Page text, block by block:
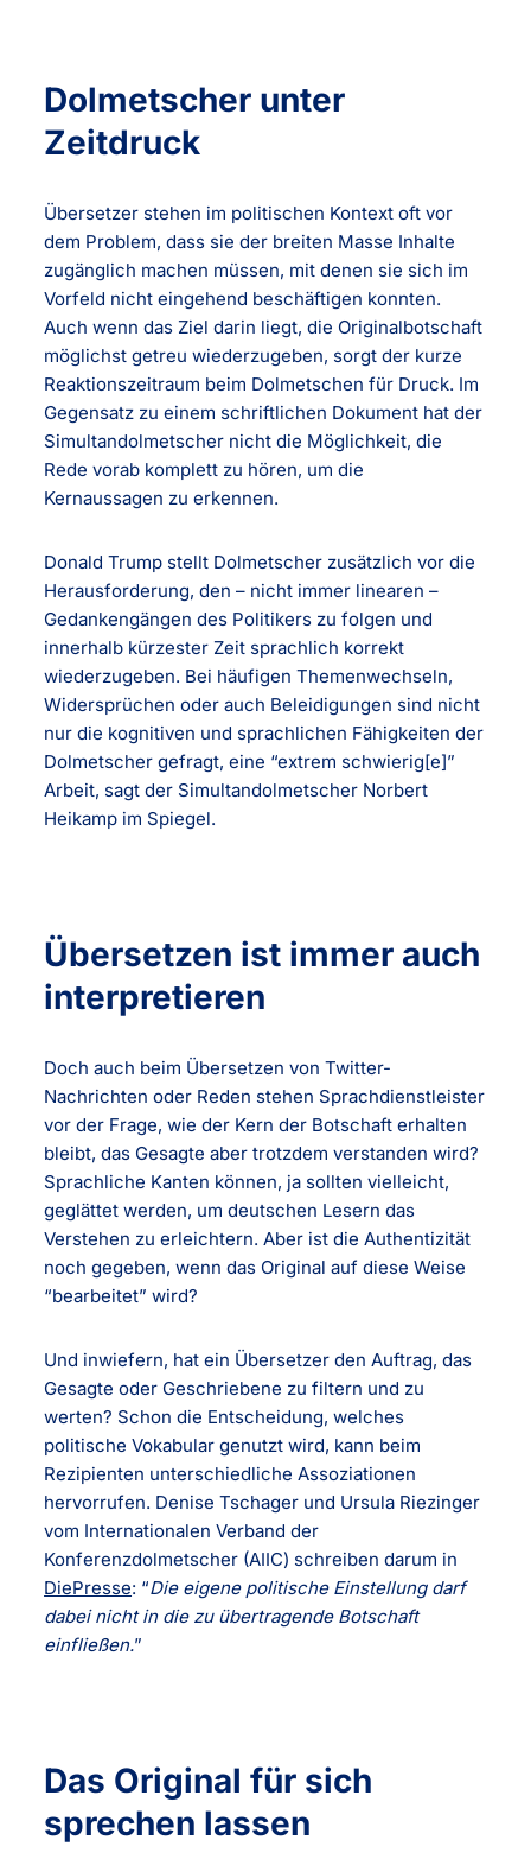
Dolmetscher unter
Zeitdruck
Übersetzer stehen im politischen Kontext oft vor
dem Problem, dass sie der breiten Masse Inhalte
zugänglich machen müssen, mit denen sie sich im
Vorfeld nicht eingehend beschäftigen konnten.
Auch wenn das Ziel darin liegt, die Originalbotschaft
möglichst getreu wiederzugeben, sorgt der kurze
Reaktionszeitraum beim Dolmetschen für Druck. Im
Gegensatz zu einem schriftlichen Dokument hat der
Simultandolmetscher nicht die Möglichkeit, die
Rede vorab komplett zu hören, um die
Kernaussagen zu erkennen.
Donald Trump stellt Dolmetscher zusätzlich vor die
Herausforderung, den – nicht immer linearen –
Gedankengängen des Politikers zu folgen und
innerhalb kürzester Zeit sprachlich korrekt
wiederzugeben. Bei häufigen Themenwechseln,
Widersprüchen oder auch Beleidigungen sind nicht
nur die kognitiven und sprachlichen Fähigkeiten der
Dolmetscher gefragt, eine “extrem schwierig[e]”
Arbeit, sagt der Simultandolmetscher Norbert
Heikamp im Spiegel.
Übersetzen ist immer auch
interpretieren
Doch auch beim Übersetzen von Twitter-
Nachrichten oder Reden stehen Sprachdienstleister
vor der Frage, wie der Kern der Botschaft erhalten
bleibt, das Gesagte aber trotzdem verstanden wird?
Sprachliche Kanten können, ja sollten vielleicht,
geglättet werden, um deutschen Lesern das
Verstehen zu erleichtern. Aber ist die Authentizität
noch gegeben, wenn das Original auf diese Weise
“bearbeitet” wird?
Und inwiefern, hat ein Übersetzer den Auftrag, das
Gesagte oder Geschriebene zu filtern und zu
werten? Schon die Entscheidung, welches
politische Vokabular genutzt wird, kann beim
Rezipienten unterschiedliche Assoziationen
hervorrufen. Denise Tschager und Ursula Riezinger
vom Internationalen Verband der
Konferenzdolmetscher (AIIC) schreiben darum in
DiePresse: “Die eigene politische Einstellung darf
dabei nicht in die zu übertragende Botschaft
einfließen.”
Das Original für sich
sprechen lassen